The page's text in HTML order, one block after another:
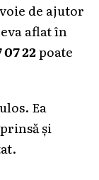
de ajutor
aflat în
22poate
Ea
și